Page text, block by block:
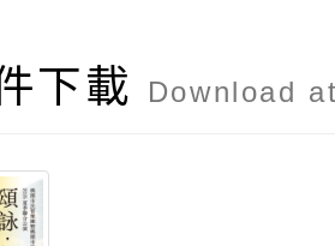
下載 Download